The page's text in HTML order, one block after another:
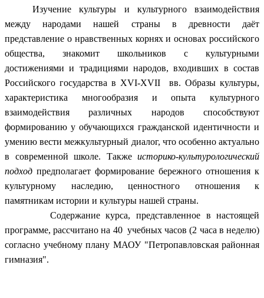
Изучение культуры и культурного взаимодействия
между народами нашей страны в древности даёт
представление о нравственных корнях и основах российского
общества, знакомит школьников с культурными
достижениями и традициями народов, входивших в состав
Российского государства в XVI-XVII вв. Образы культуры,
характеристика многообразия и опыта культурного
взаимодействия различных народов способствуют
формированию у обучающихся гражданской идентичности и
умению вести межкультурный диалог, что особенно актуально
в современной школе. Также историко-культурологический
подход предполагает формирование бережного отношения к
культурному наследию, ценностного отношения к
памятникам истории и культуры нашей страны.
Содержание курса, представленное в настоящей
программе, рассчитано на 40 учебных часов (2 часа в неделю)
согласно учебному плану МАОУ "Петропавловская районная
гимназия".